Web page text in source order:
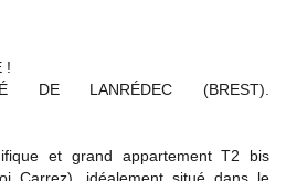
!
DE LANRÉDEC (BREST).
et grand appartement T2 bis
Carrez), idéalement situé dans le